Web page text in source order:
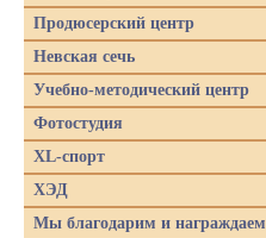
Продюсерский центр
Невская сечь
Учебно-методический центр
Фотостудия
XL-спорт
ХЭД
Мы благодарим и награждаем